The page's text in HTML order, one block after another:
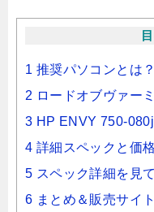
1 推奨パソコンとは？
2 ロードオブヴァー
3 HP ENVY 750-
4 詳細スペックと価
5 スペック詳細を見
6 まとめ＆販売サイ